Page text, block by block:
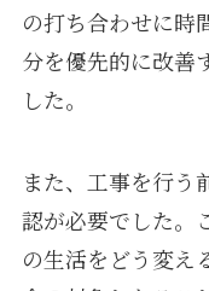
の打ち合わせに時
分を優先的に改善
した。
また、工事を行う
認が必要でした。
の生活をどう変え